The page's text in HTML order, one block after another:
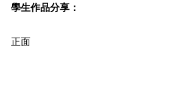
學生作品分享：
正面